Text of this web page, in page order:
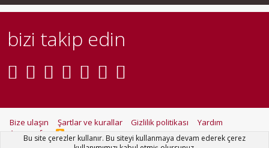
bizi takip edin
Bize ulaşın Şartlar ve kurallar Gizlilik politikası
Yardım
Ana sayfa
R
S
Bu site çerezler kullanır. Bu siteyi kullanmaya devam ederek çerez